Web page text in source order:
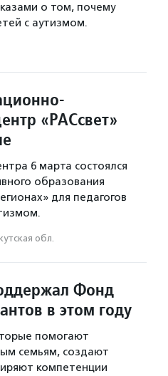
о том, почему
с аутизмом.
«РАСсвет»
6 марта состоялся
образования
для педагогов
обл.
Фонд
в этом году
помогают
семьям, создают
компетенции